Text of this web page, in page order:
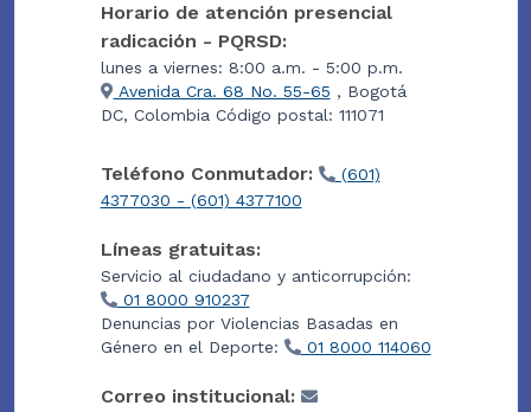
Horario de atención presencial
radicación - PQRSD:
lunes a viernes: 8:00 a.m. - 5:00 p.m.
Avenida Cra. 68 No. 55-65 , Bogotá
DC, Colombia Código postal: 111071
Teléfono Conmutador:
(601)
4377030 - (601) 4377100
Líneas gratuitas:
Servicio al ciudadano y anticorrupción:
01 8000 910237
Denuncias por Violencias Basadas en
Género en el Deporte:
01 8000 114060
Correo institucional: